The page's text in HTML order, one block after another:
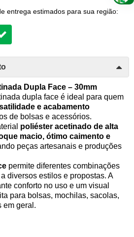
entrega estimados para sua região:
Dupla Face – 30mm
dupla face é ideal para quem
e acabamento
de bolsas e acessórios.
poliéster acetinado de alta
macio, ótimo caimento e
peças artesanais e produções
permite diferentes combinações
diversos estilos e propostas. A
conforto no uso e um visual
para bolsas, mochilas, sacolas,
em geral.